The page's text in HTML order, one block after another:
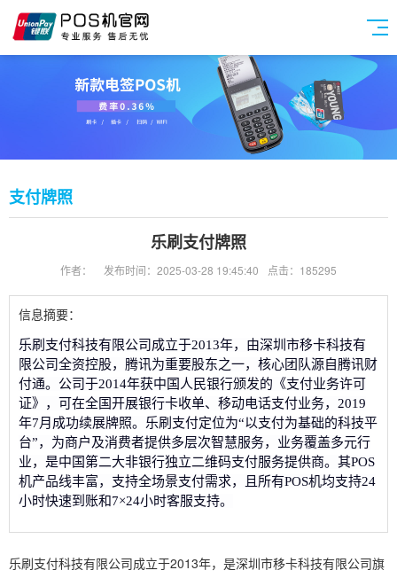
支付牌照
乐刷支付牌照
作者： 发布时间：2025-03-28 19:45:40 点击：185295
信息摘要：
乐刷支付科技有限公司成立于2013年，由深圳市移卡科技有
限公司全资控股，腾讯为重要股东之一，核心团队源自腾讯财
付通。公司于2014年获中国人民银行颁发的《支付业务许可
证》，可在全国开展银行卡收单、移动电话支付业务，2019
年7月成功续展牌照。乐刷支付定位为“以支付为基础的科技平
台”，为商户及消费者提供多层次智慧服务，业务覆盖多元行
业，是中国第二大非银行独立二维码支付服务提供商。其POS
机产品线丰富，支持全场景支付需求，且所有POS机均支持24
小时快速到账和7×24小时客服支持。
乐刷支付科技有限公司成立于2013年，是深圳市移卡科技有限公司旗